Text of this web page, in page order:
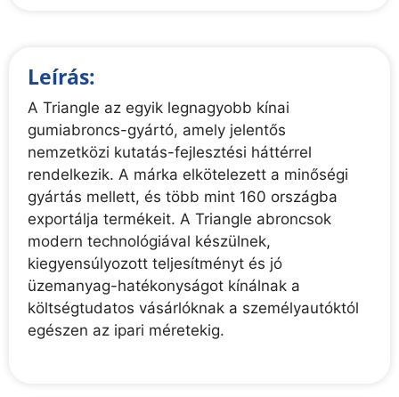
Leírás:
A Triangle az egyik legnagyobb kínai
gumiabroncs-gyártó, amely jelentős
nemzetközi kutatás-fejlesztési háttérrel
rendelkezik. A márka elkötelezett a minőségi
gyártás mellett, és több mint 160 országba
exportálja termékeit. A Triangle abroncsok
modern technológiával készülnek,
kiegyensúlyozott teljesítményt és jó
üzemanyag-hatékonyságot kínálnak a
költségtudatos vásárlóknak a személyautóktól
egészen az ipari méretekig.